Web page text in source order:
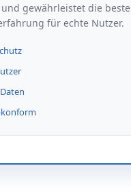
gewährleistet die beste
für echte Nutzer.
konform